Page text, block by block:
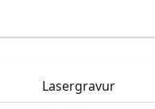
Lasergravur